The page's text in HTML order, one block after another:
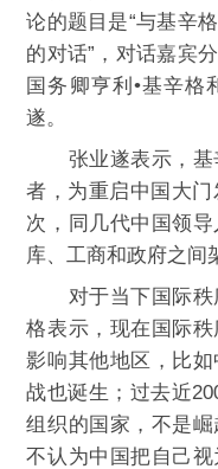
论的题目是“与基辛
的对话”，对话嘉宾
国务卿亨利•基辛格
遂。
张业遂表示，基
者，为重启中国大
次，同几代中国领
库、工商和政府之间
对于当下国际秩
格表示，现在国际
影响其他地区，比
战也诞生；过去近
组织的国家，不是
不认为中国把自己